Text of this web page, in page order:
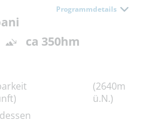
Programmdetails
ca 350hm
(2640m
ü.N.)